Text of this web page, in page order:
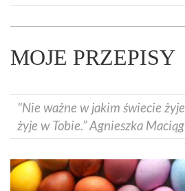
MOJE PRZEPISY
"Nie ważne w jakim świecie
żyje w Tobie.” Agnieszka Maciąg